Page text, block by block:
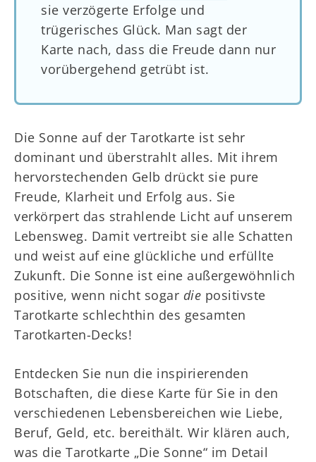
sie verzögerte Erfolge und
trügerisches Glück. Man sagt der
Karte nach, dass die Freude dann nur
vorübergehend getrübt ist.
Die Sonne auf der Tarotkarte ist sehr
dominant und überstrahlt alles. Mit ihrem
hervorstechenden Gelb drückt sie pure
Freude, Klarheit und Erfolg aus. Sie
verkörpert das strahlende Licht auf unserem
Lebensweg. Damit vertreibt sie alle Schatten
und weist auf eine glückliche und erfüllte
Zukunft. Die Sonne ist eine außergewöhnlich
positive, wenn nicht sogar die positivste
Tarotkarte schlechthin des gesamten
Tarotkarten-Decks!
Entdecken Sie nun die inspirierenden
Botschaften, die diese Karte für Sie in den
verschiedenen Lebensbereichen wie Liebe,
Beruf, Geld, etc. bereithält. Wir klären auch,
was die Tarotkarte „Die Sonne“ im Detail